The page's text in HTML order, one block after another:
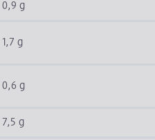
0,9 g
1,7 g
0,6 g
7,5 g